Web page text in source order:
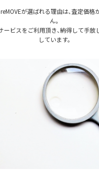
が選ばれる理由は､査定価格
ん。
ービスをご利用頂き､納得して手放
しています。